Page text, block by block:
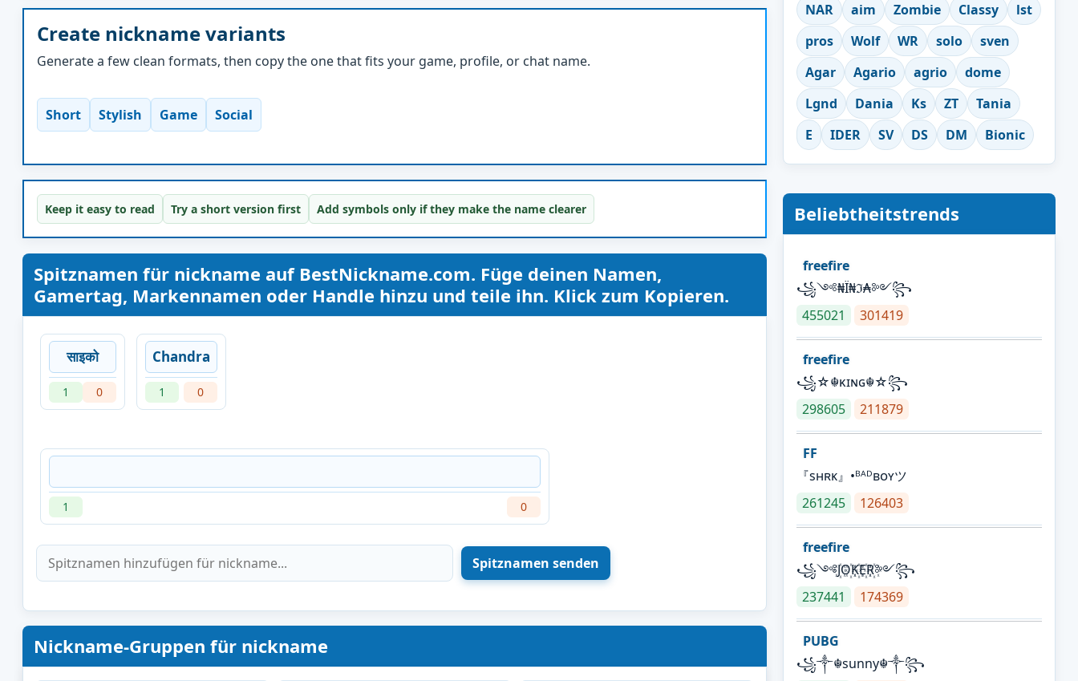
Create nickname variants
Generate a few clean formats, then copy the one that fits your game, profile, or chat name.
Short Stylish Game Social
Keep it easy to read Try a short version first Add symbols only if they make the name clearer
Spitznamen für nickname auf BestNickname.com. Füge deinen Namen,
Gamertag, Markennamen oder Handle hinzu und teile ihn. Klick zum Kopieren.
साइको
1 0
Chandra
1 0
1 0
Nickname-Gruppen für nickname
NAR
aim Zombie Classy
lst
pros
Wolf WR solo
sven
Agar
Agario agrio
dome
Lgnd
Dania Ks ZT
Tania
E
IDER SV DS DM Bionic
Beliebtheitstrends
freefire
꧁༺₦Ї₦ℑ₳༻꧂
455021
301419
freefire
꧁☆☬κɪɴɢ☬☆꧂
298605
211879
FF
『sʜʀᴋ』•ᴮᴬᴰʙᴏʏツ
261245
126403
freefire
꧁༺J꙰O꙰K꙰E꙰R꙰༻꧂
237441
174369
PUBG
꧁༒☬sunny☬༒꧂